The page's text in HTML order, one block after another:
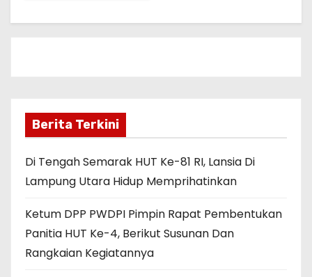
Berita Terkini
Di Tengah Semarak HUT Ke-81 RI, Lansia Di
Lampung Utara Hidup Memprihatinkan
Ketum DPP PWDPI Pimpin Rapat Pembentukan
Panitia HUT Ke-4, Berikut Susunan Dan
Rangkaian Kegiatannya